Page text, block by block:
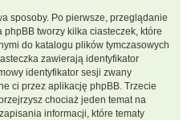
sposoby. Po pierwsze, przeglądanie
phpBB tworzy kilka ciasteczek, które
do katalogu plików tymczasowych
zawierają identyfikator
identyfikator sesji zwany
ci przez aplikację phpBB. Trzecie
chociaż jeden temat na
informacji, które tematy